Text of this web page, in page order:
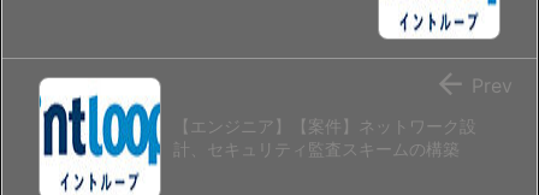
【エンジニア】【案件】ネットワーク設
計、セキュリティ監査スキームの構築
 Prev